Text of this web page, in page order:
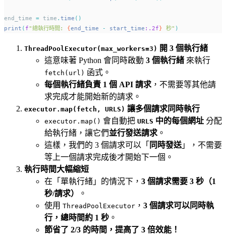
end_time = time . time ()
print ( f"總執行時間: {end_time - start_time :.2f} 秒" )
ThreadPoolExecutor(max_workers=3) 開 3 個執行緒
這意味著 Python 會同時啟動 3 個執行緒 來執行
fetch(url) 函式。
每個執行緒負責 1 個 API 請求 ，不需要等其他請
求完成才能開始新的請求。
executor.map(fetch, URLS) 讓多個請求同時執行
executor.map() 會自動把 URLS 中的每個網址 分配
給執行緒，讓它們並行發送請求 。
這樣，我們的 3 個請求可以「 同時發送 」，不需要
等上一個請求完成後才開始下一個。
執行時間大幅縮短
在「單執行緒」的情況下， 3 個請求需要 3 秒（1
秒/請求）
。
使用 ThreadPoolExecutor ， 3 個請求可以同時執
行，總時間約 1 秒 。
節省了 2/3 的時間，提高了 3 倍效能！